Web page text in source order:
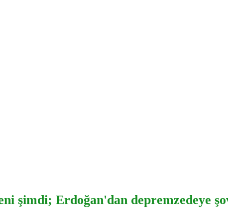
şimdi; Erdoğan'dan depremzedeye